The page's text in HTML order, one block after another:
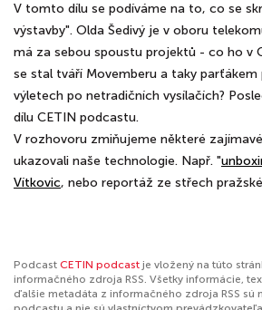
V tomto dílu se podíváme na to, co se
výstavby". Olda Šedivý je v oboru
má za sebou spoustu projektů - co ho v
se stal tváří Movemberu a taky parťákem
výletech po netradičních vysílačích?
dílu CETIN podcastu.
V rozhovoru zmiňujeme některé
ukazovali naše technologie. Např. "
Vítkovic, nebo reportáž ze střech
Podcast CETIN podcast je vložený na túto
informačného zdroja RSS. Všetky informácie,
ďalšie metadáta z informačného zdroja RSS sú